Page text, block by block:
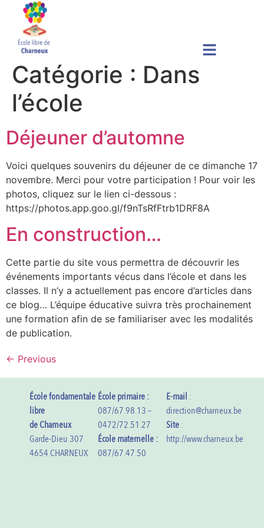
Catégorie : Dans
l’école
Déjeuner d’automne
Voici quelques souvenirs du déjeuner de ce dimanche 17
novembre. Merci pour votre participation ! Pour voir les
photos, cliquez sur le lien ci-dessous :
https://photos.app.goo.gl/f9nTsRfFtrb1DRF8A
En construction…
Cette partie du site vous permettra de découvrir les
événements importants vécus dans l’école et dans les
classes. Il n’y a actuellement pas encore d’articles dans
ce blog… L’équipe éducative suivra très prochainement
une formation afin de se familiariser avec les modalités
de publication.
← Previous
École fondamentale
libre
de Charneux
Garde-Dieu 307
4654 CHARNEUX
École primaire :
087/67.98.13 –
0472/72.51.27
École maternelle :
087/67.47.50
E-mail :
direction@charneux.be
Site:
http://www.charneux.be